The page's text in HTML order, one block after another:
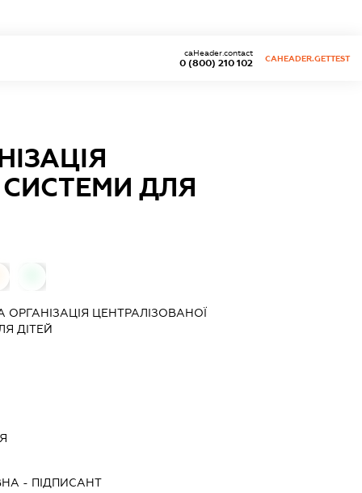
0 (800) 210 102
caHeader.contact
CAHEADER.GETTEST
СИСТЕМИ ДЛЯ
ЦЕНТРАЛІЗОВАНОЇ
ДІТЕЙ
- ПІДПИСАНТ